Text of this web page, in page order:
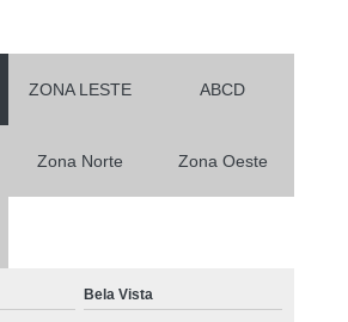
ZONA LESTE ABCD
Zona Norte Zona Oeste
Bela Vista